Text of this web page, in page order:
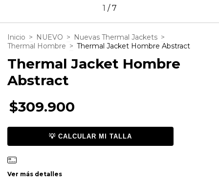
1 /7
Inicio > NUEVO > Nuevas Thermal Jackets >
Thermal Hombre > Thermal Jacket Hombre Abstract
Thermal Jacket Hombre
Abstract
$309.900
💡 CALCULAR MI TALLA
Ver más detalles